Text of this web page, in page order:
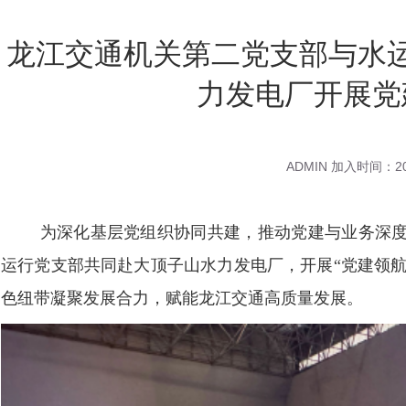
龙江交通机关第二党支部与水
力发电厂开展
ADMIN 加入时间：
为深化基层党组织协同共建，推动党建与业务深度
运行党支部共同赴大顶子山水力发电厂，开展“党建领
色纽带凝聚发展合力，赋能龙江交通高质量发展。